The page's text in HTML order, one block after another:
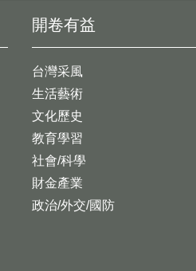
開卷有益
台灣采風
生活藝術
文化歷史
教育學習
社會/科學
財金產業
政治/外交/國防